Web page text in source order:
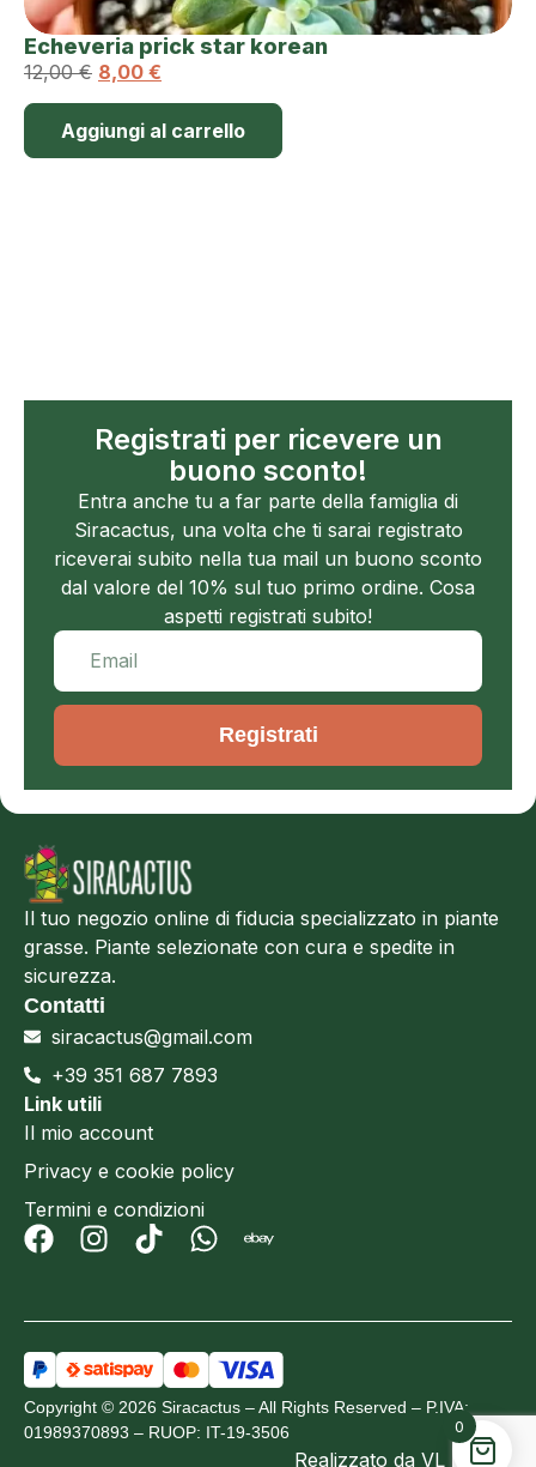
Echeveria prick star korean
12,00€ 8,00 €
Aggiungi al carrello
Registrati per ricevere un
buono sconto!
Entra anche tu a far parte della famiglia di
Siracactus, una volta che ti sarai registrato
riceverai subito nella tua mail un buono sconto
dal valore del 10% sul tuo primo ordine. Cosa
aspetti registrati subito!
Registrati
Il tuo negozio online di fiducia specializzato in piante
grasse. Piante selezionate con cura e spedite in
sicurezza.
Contatti
siracactus@gmail.com
+39 351 687 7893
Link utili
Il mio account
Privacy e cookie policy
Termini e condizioni
Copyright © 2026 Siracactus – All Rights Reserved – P.IVA:
01989370893 – RUOP: IT-19-3506
Realizzato da VL Design
0